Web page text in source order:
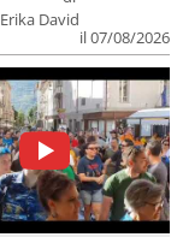
Erika David
il 07/08/2026